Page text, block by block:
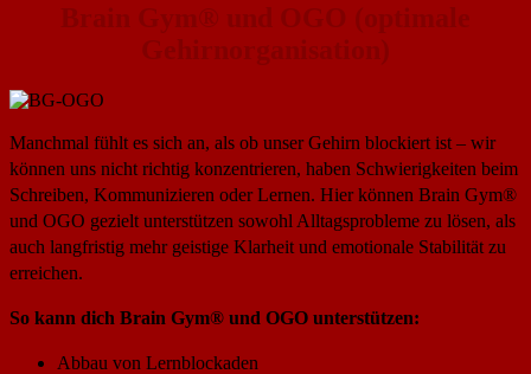
Brain Gym® und OGO (optimale
Gehirnorganisation)
Manchmal fühlt es sich an, als ob unser Gehirn blockiert ist – wir
können uns nicht richtig konzentrieren, haben Schwierigkeiten beim
Schreiben, Kommunizieren oder Lernen. Hier können Brain Gym®
und OGO gezielt unterstützen sowohl Alltagsprobleme zu lösen, als
auch langfristig mehr geistige Klarheit und emotionale Stabilität zu
erreichen.
So kann dich Brain Gym® und OGO unterstützen:
Abbau von Lernblockaden